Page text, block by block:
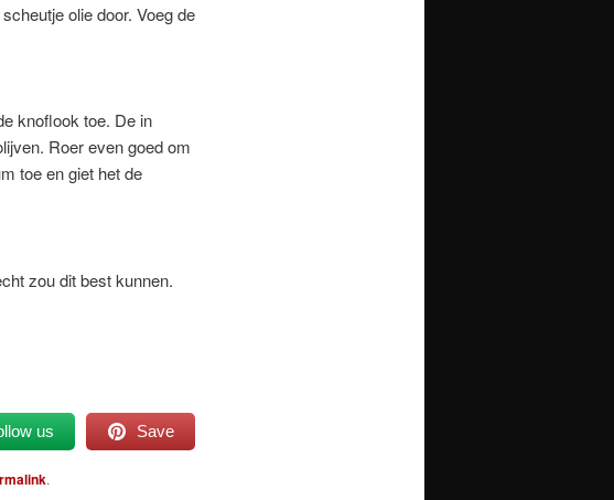
olie door. Voeg de
knoflook toe. De in
Roer even goed om
toe en giet het de
zou dit best kunnen.
us Save
.